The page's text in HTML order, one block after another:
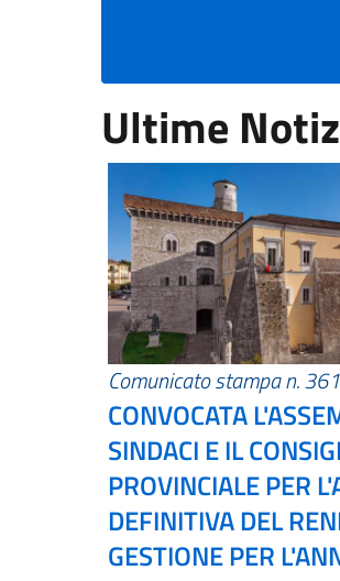
Ultime
Comunicato stampa n.
CONVOCATA
SINDACI E IL
PROVINCIALE PER
DEFINITIVA DEL
GESTIONE PER